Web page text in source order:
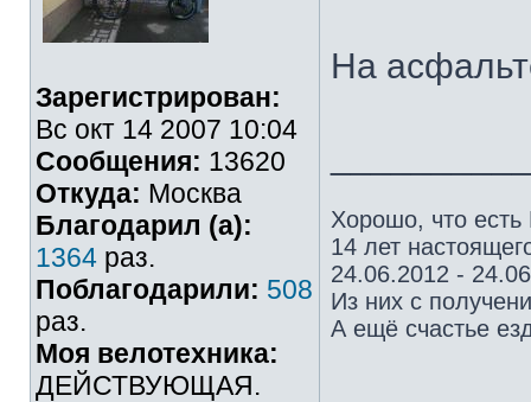
Зарегистрирован:
Вс окт 14 2007 10:04
Сообщения: 13620
Откуда: Москва
Благодарил (а):
1364 раз.
Поблагодарили: 508
раз.
Моя велотехника:
ДЕЙСТВУЮЩАЯ.
На
Хорошо, что
14 лет
24.06.2012 -
Из них с
А ещё счастье